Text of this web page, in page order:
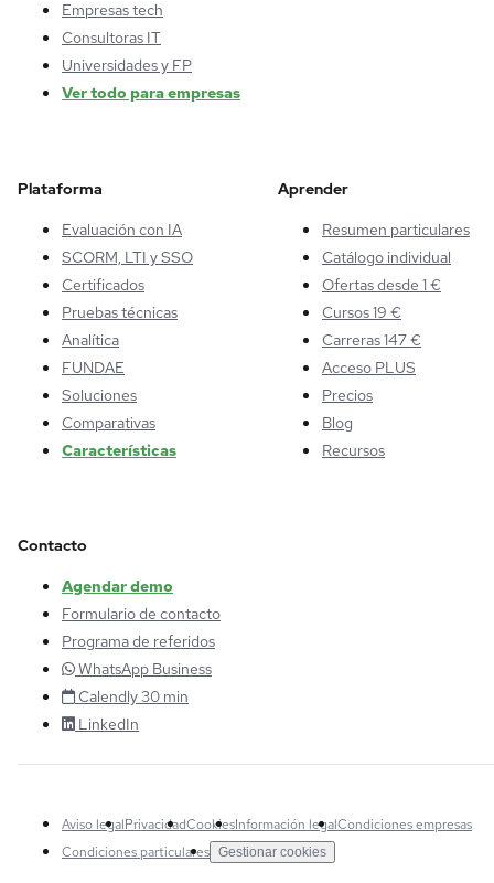
Empresas tech
Consultoras IT
Universidades y FP
Ver todo para empresas
Plataforma
Evaluación con IA
SCORM, LTI y SSO
Certificados
Pruebas técnicas
Analítica
FUNDAE
Soluciones
Comparativas
Características
Aprender
Resumen particulares
Catálogo individual
Ofertas desde 1 €
Cursos 19 €
Carreras 147 €
Acceso PLUS
Precios
Blog
Recursos
Contacto
Agendar demo
Formulario de contacto
Programa de referidos
WhatsApp Business
Calendly 30 min
LinkedIn
Aviso legalPrivacidadCookiesInformación legalCondiciones empresas
Condiciones particulares Gestionar cookies